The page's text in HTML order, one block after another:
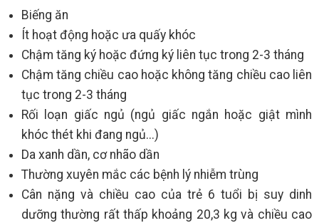
Biếng ăn
Ít hoạt động hoặc ưa quấy khóc
Chậm tăng ký hoặc đứng ký liên tục trong 2-3 tháng
Chậm tăng chiều cao hoặc không tăng chiều cao liên
tục trong 2-3 tháng
Rối loạn giấc ngủ (ngủ giấc ngắn hoặc giật mình
khóc thét khi đang ngủ...)
Da xanh dần, cơ nhão dần
Thường xuyên mắc các bệnh lý nhiễm trùng
Cân nặng và chiều cao của trẻ 6 tuổi bị suy dinh
dưỡng thường rất thấp khoảng 20,3 kg và chiều cao